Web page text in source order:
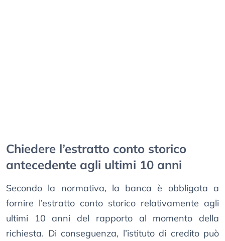
Chiedere l’estratto conto storico
antecedente agli ultimi 10 anni
Secondo la normativa, la banca è obbligata a
fornire l’estratto conto storico relativamente agli
ultimi 10 anni del rapporto al momento della
richiesta. Di conseguenza, l’istituto di credito può